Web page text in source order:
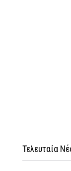
Τελευταία